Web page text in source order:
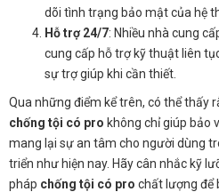
dõi tình trạng bảo mật của hệ
Hỗ trợ 24/7: Nhiều nhà cung
cung cấp hỗ trợ kỹ thuật liên
sự trợ giúp khi cần thiết.
Qua những điểm kể trên, có thể thấy
chống tội có pro không chỉ giúp bảo
mang lại sự an tâm cho người dùng
triển như hiện nay. Hãy cân nhắc kỹ
pháp chống tội có pro chất lượng để